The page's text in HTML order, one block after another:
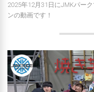
2025年12月31日にJMKパー
ンの動画です！